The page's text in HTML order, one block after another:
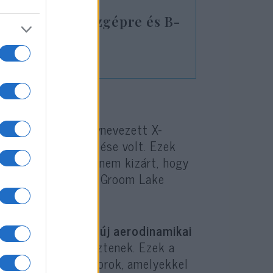
47-es vadászgépre és B-
ellen”
is tesztelt úgynevezett X-
csökkentése volt. Ezek
szakértő szerint nem kizárt, hogy
található Groom Lake
amelyeket új aerodinamikai
fejlesztenek. Ezek a
demonstrátorok, amelyekkel